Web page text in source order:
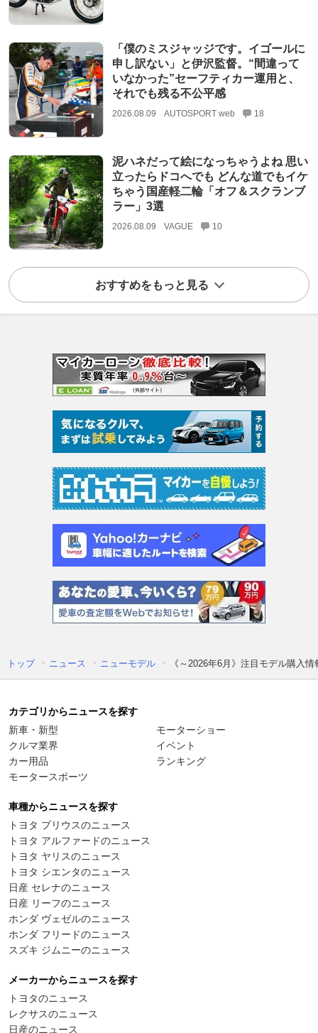
「僕のミスジャッジです。イゴールに
申し訳ない」と伊沢監督。“間違って
いなかった”セーフティカー運用と、
それでも残る不公平感
2026.08.09 AUTOSPORT web 18
泥ハネだって絵になっちゃうよね 思い
立ったらドコへでも どんな道でもイケ
ちゃう国産軽二輪「オフ＆スクランブ
ラー」3選
2026.08.09 VAGUE 10
おすすめをもっと見る
トップ ニュース ニューモデル 《～2026年6月》注目モデル購入
カテゴリからニュースを探す
新車・新型
クルマ業界
カー用品
モータースポーツ
モーターショー
イベント
ランキング
車種からニュースを探す
トヨタ プリウスのニュース
トヨタ アルファードのニュース
トヨタ ヤリスのニュース
トヨタ シエンタのニュース
日産 セレナのニュース
日産 リーフのニュース
ホンダ ヴェゼルのニュース
ホンダ フリードのニュース
スズキ ジムニーのニュース
メーカーからニュースを探す
トヨタのニュース
レクサスのニュース
日産のニュース